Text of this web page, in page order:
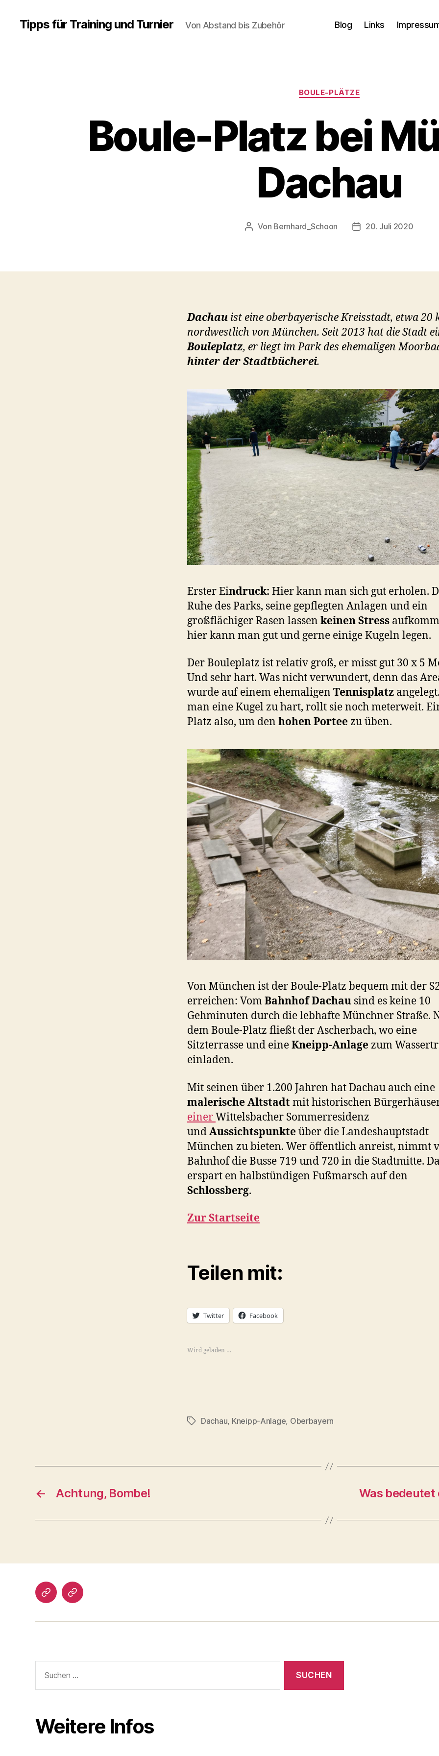
Tipps für Training und Turnier Von Abstand bis Zubehör Blog Links
Kategorien
BOULE-PLÄTZE
Boule-Platz bei
Dachau
Beitragsautor
Von Bernhard_Schoon Veröffentlichungsdatum
20. Juli 2020
Dachau ist eine oberbayerische Kreisstadt, etwa 20
nordwestlich von München. Seit 2013 hat die Stadt
Bouleplatz, er liegt im Park des ehemaligen
hinter der Stadtbücherei.
Erster Eindruck: Hier kann man sich gut erholen.
Ruhe des Parks, seine gepflegten Anlagen und ein
großflächiger Rasen lassen keinen Stress
hier kann man gut und gerne einige Kugeln legen.
Der Bouleplatz ist relativ groß, er misst gut 30 x 5
Und sehr hart. Was nicht verwundert, denn das
wurde auf einem ehemaligen Tennisplatz
man eine Kugel zu hart, rollt sie noch meterweit.
Platz also, um den hohen Porteezu üben.
Von München ist der Boule-Platz bequem mit der
erreichen: VomBahnhof Dachau sind es keine 10
Gehminuten durch die lebhafte Münchner Straße.
dem Boule-Platz fließt der Ascherbach, wo eine
Sitzterrasse und eineKneipp-Anlagezum
einladen.
Mit seinen über 1.200 Jahren hat Dachau auch eine
malerische Altstadt mit historischen
einerWittelsbacher Sommerresidenz
undAussichtspunkteüber die Landeshauptstadt
München zu bieten. Wer öffentlich anreist, nimmt
Bahnhof die Busse 719 und 720 in die Stadtmitte.
erspart en halbstündigen Fußmarsch auf den
Schlossberg.
Zur Startseite
Teilen mit:
Twitter Facebook
Wird geladen …
Schlagwörter
Dachau, Kneipp-Anlage, Oberbayern
← Achtung, Bombe! Was bedeutet
Impressum/DatSchutz
Beliebte
Kugeln
nach:
Weitere Infos